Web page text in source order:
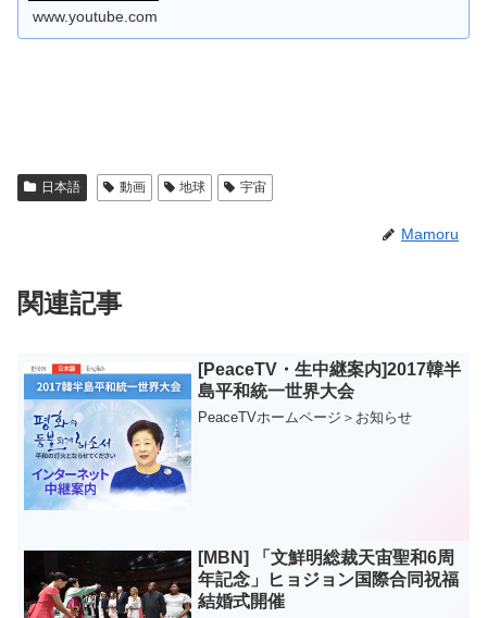
www.youtube.com
日本語 動画 地球 宇宙
Mamoru
関連記事
[PeaceTV・生中継案内]2017韓半
島平和統一世界大会
PeaceTVホームページ＞お知らせ
[MBN] 「文鮮明総裁天宙聖和6周
年記念」ヒョジョン国際合同祝福
結婚式開催